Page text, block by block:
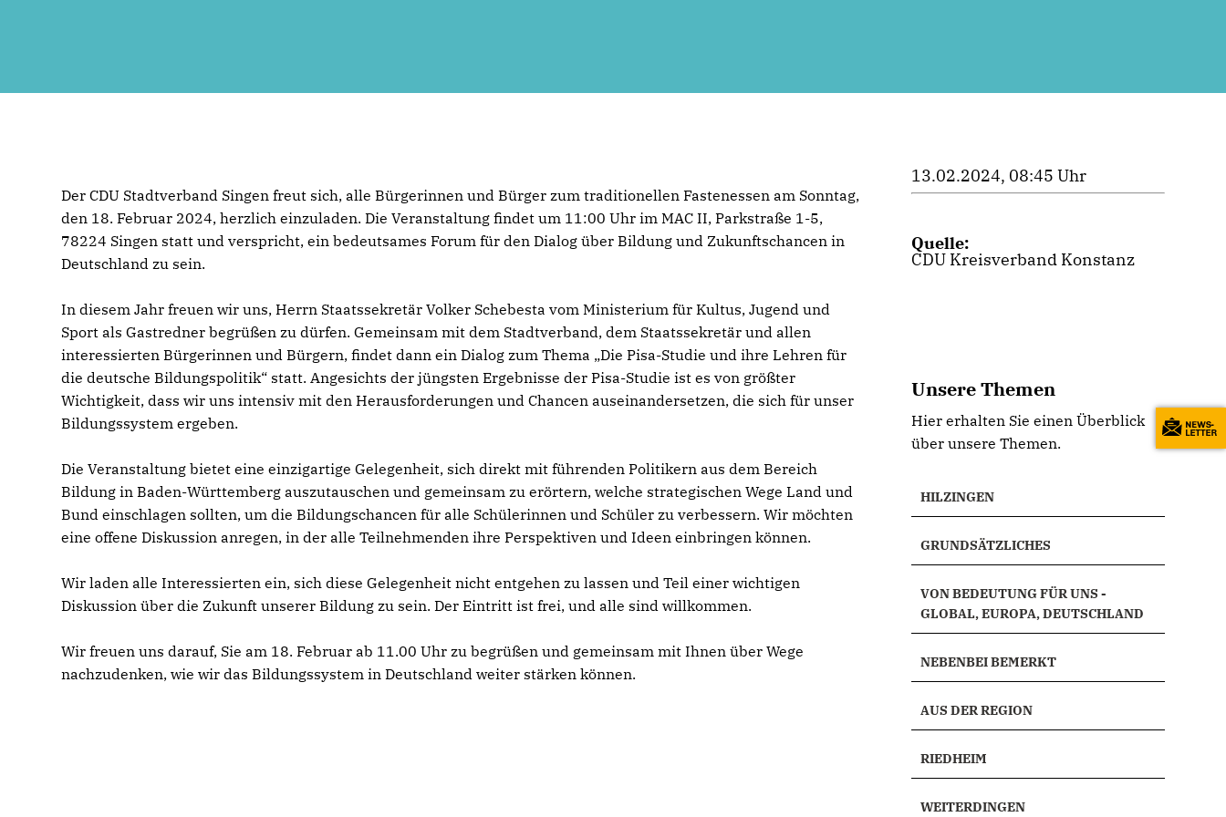
Der CDU Stadtverband Singen freut sich, alle Bürgerinnen und Bürger zum traditionellen Fastenessen am Sonntag,
den 18. Februar 2024, herzlich einzuladen. Die Veranstaltung findet um 11:00 Uhr im MAC II, Parkstraße 1-5,
78224 Singen statt und verspricht, ein bedeutsames Forum für den Dialog über Bildung und Zukunftschancen in
Deutschland zu sein.
In diesem Jahr freuen wir uns, Herrn Staatssekretär Volker Schebesta vom Ministerium für Kultus, Jugend und
Sport als Gastredner begrüßen zu dürfen. Gemeinsam mit dem Stadtverband, dem Staatssekretär und allen
interessierten Bürgerinnen und Bürgern, findet dann ein Dialog zum Thema „Die Pisa-Studie und ihre Lehren für
die deutsche Bildungspolitik“ statt. Angesichts der jüngsten Ergebnisse der Pisa-Studie ist es von größter
Wichtigkeit, dass wir uns intensiv mit den Herausforderungen und Chancen auseinandersetzen, die sich für unser
Bildungssystem ergeben.
Die Veranstaltung bietet eine einzigartige Gelegenheit, sich direkt mit führenden Politikern aus dem Bereich
Bildung in Baden-Württemberg auszutauschen und gemeinsam zu erörtern, welche strategischen Wege Land und
Bund einschlagen sollten, um die Bildungschancen für alle Schülerinnen und Schüler zu verbessern. Wir möchten
eine offene Diskussion anregen, in der alle Teilnehmenden ihre Perspektiven und Ideen einbringen können.
Wir laden alle Interessierten ein, sich diese Gelegenheit nicht entgehen zu lassen und Teil einer wichtigen
Diskussion über die Zukunft unserer Bildung zu sein. Der Eintritt ist frei, und alle sind willkommen.
Wir freuen uns darauf, Sie am 18. Februar ab 11.00 Uhr zu begrüßen und gemeinsam mit Ihnen über Wege
nachzudenken, wie wir das Bildungssystem in Deutschland weiter stärken können.
13.02.2024, 08:45 Uhr
Quelle:
CDU Kreisverband Konstanz
Unsere Themen
Hier erhalten Sie einen Überblick
über unsere Themen.
HILZINGEN
GRUNDSÄTZLICHES
VON BEDEUTUNG FÜR UNS -
GLOBAL, EUROPA, DEUTSCHLAND
NEBENBEI BEMERKT
AUS DER REGION
RIEDHEIM
WEITERDINGEN